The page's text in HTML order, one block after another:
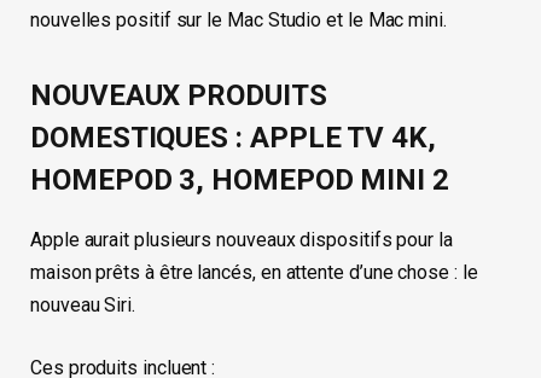
nouvelles positif sur le Mac Studio et le Mac mini.
NOUVEAUX PRODUITS
DOMESTIQUES : APPLE TV 4K,
HOMEPOD 3, HOMEPOD MINI 2
Apple aurait plusieurs nouveaux dispositifs pour la
maison prêts à être lancés, en attente d’une chose : le
nouveau Siri.
Ces produits incluent :